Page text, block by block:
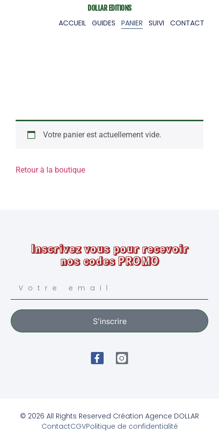
DOLLAR EDITIONS
ACCUEIL GUIDES PANIER SUIVI CONTACT
Votre panier est actuellement vide.
Retour à la boutique
Inscrivez vous pour recevoir
nos codes PROMO
S'inscrire
© 2026 All Rights Reserved Création Agence DOLLAR
ContactCGVPolitique de confidentialité